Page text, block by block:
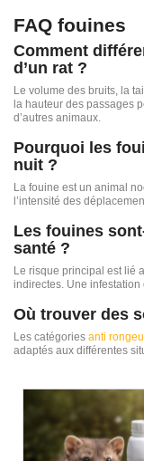
FAQ fouines
Comment
d’un rat ?
Le volume des bruits, la
la hauteur des passages
d’autres animaux.
Pourquoi les
nuit ?
La fouine est un animal
l’intensité des
Les fouines
santé ?
Le risque principal est lié
indirectes. Une
Où trouver des
Les catégories anti
adaptés aux différentes